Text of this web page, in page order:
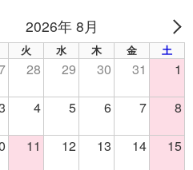
2026年 8月
NEXT
火 水 木 金 土
28 29 30 31 1
4 5 6 7 8
11 12 13 14 15